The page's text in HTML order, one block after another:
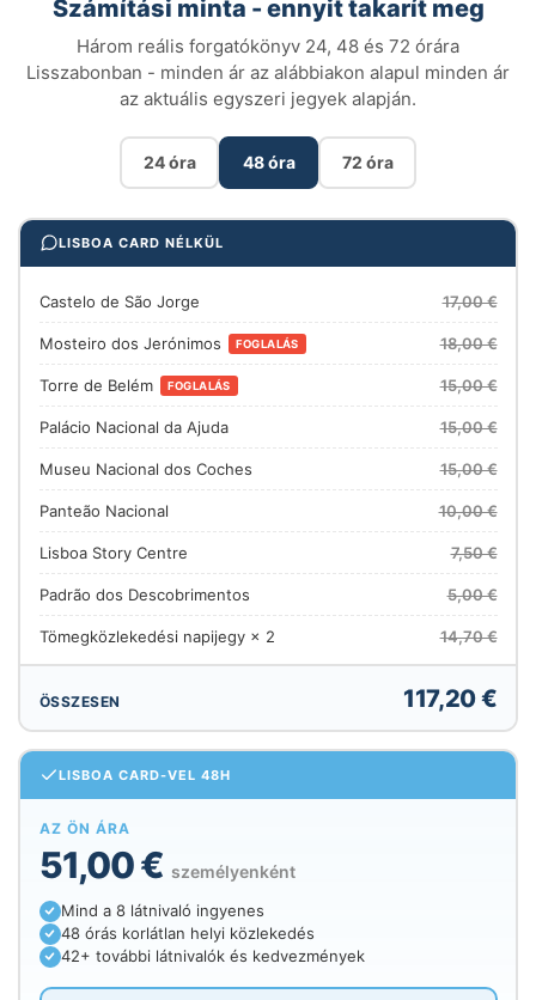
Számítási minta - ennyit takarít meg
Három reális forgatókönyv 24, 48 és 72 órára
Lisszabonban - minden ár az alábbiakon alapul minden ár
az aktuális egyszeri jegyek alapján.
24 óra 48 óra 72 óra
LISBOA CARD NÉLKÜL
Castelo de São Jorge 17,00 €
Mosteiro dos Jerónimos FOGLALÁS 18,00 €
Torre de Belém FOGLALÁS 15,00 €
Palácio Nacional da Ajuda 15,00 €
Museu Nacional dos Coches 15,00 €
Panteão Nacional 10,00 €
Lisboa Story Centre 7,50 €
Padrão dos Descobrimentos 5,00 €
Tömegközlekedési napijegy × 2 14,70 €
ÖSSZESEN 117,20 €
LISBOA CARD-VEL 48H
AZ ÖN ÁRA
51,00 € személyenként
Mind a 8 látnivaló ingyenes
48 órás korlátlan helyi közlekedés
42+ további látnivalók és kedvezmények